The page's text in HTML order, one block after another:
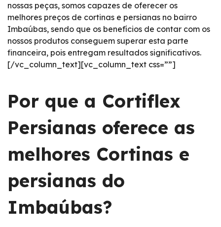
nossas peças, somos capazes de oferecer os
melhores preços de cortinas e persianas no bairro
Imbaúbas, sendo que os benefícios de contar com os
nossos produtos conseguem superar esta parte
financeira, pois entregam resultados significativos.
[/vc_column_text][vc_column_text css=””]
Por que a Cortiflex
Persianas oferece as
melhores Cortinas e
persianas do
Imbaúbas?